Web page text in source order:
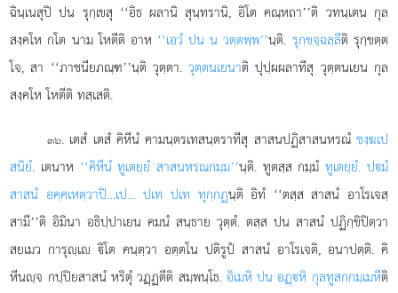
ฉินฺเนสุปิ ปน รุกฺเขสุ ‘‘อิธ ผลานิ สุนฺทรานิ, อิโต คณฺหถา’’ติ วทนฺเตน กุล
สงฺคโห กโต นาม โหตีติ อาห ‘‘เอวํ ปน น วตฺตพฺพ’’นฺติ. รุกฺขจฺฉลฺลีติ รุกฺขตฺต
โจ, สา ‘‘ภาชนียภณฺฑ’’นฺติ วุตฺตา.วุตฺตนเยนาติ ปุปฺผผลาทีสุ วุตฺตนเยน กุล
สงฺคโห โหตีติ ทสฺเสติ.
๓๖. เตสํ เตสํ คิหีนํ คามนฺตรเทสนฺตราทีสุ สาสนปฏิสาสนหรณํ ชงฺฆเป
สนิยํ. เตนาห ‘‘คิหีนํ ทูเตยฺยํ สาสนหรณกมฺม’’นฺติ. ทูตสฺส กมฺมํทูเตยฺยํ. ปมํ
สาสนํ อคฺคเหตฺวาปิ…เป… ปเท ปเท ทุกฺกฏนฺติ อิทํ ‘‘ตสฺส สาสนํ อาโรเจสฺ
สามี’’ติ อิมินา อธิปฺปาเยน คมนํ สนฺธาย วุตฺตํ. ตสฺส ปน สาสนํ ปฏิกฺขิปิตฺวา
สยเมว การุฺเ ิโต คนฺตฺวา อตฺตโน ปติรูปํ สาสนํ อาโรเจติ, อนาปตฺติ. คิ
หีนฺจ กปฺปิยสาสนํ หริตุํ วฏฺฏตีติ สมฺพนฺโธ. อิเมหิ ปน อฏฺหิ กุลทูสกกมฺเมหีติ